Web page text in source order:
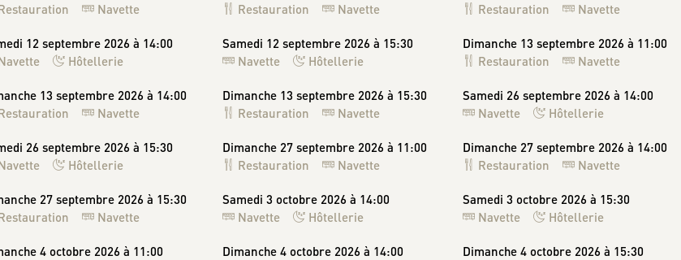
Navette
Restauration
Navette
Restauration
Navette
12 septembre 2026 à 14:00
Hôtellerie
Samedi 12 septembre 2026 à 15:30
Navette
Hôtellerie
Dimanche 13 septembre 2026 à 11:00
Restauration
Navette
13 septembre 2026 à 14:00
Navette
Dimanche 13 septembre 2026 à 15:30
Restauration
Navette
Samedi 26 septembre 2026 à 14:00
Navette
Hôtellerie
26 septembre 2026 à 15:30
Hôtellerie
Dimanche 27 septembre 2026 à 11:00
Restauration
Navette
Dimanche 27 septembre 2026 à 14:00
Restauration
Navette
27 septembre 2026 à 15:30
Navette
Samedi 3 octobre 2026 à 14:00
Navette
Hôtellerie
Samedi 3 octobre 2026 à 15:30
Navette
Hôtellerie
4 octobre 2026 à 11:00
Dimanche 4 octobre 2026 à 14:00
Dimanche 4 octobre 2026 à 15:30